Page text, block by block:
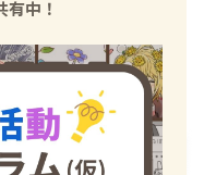
中！